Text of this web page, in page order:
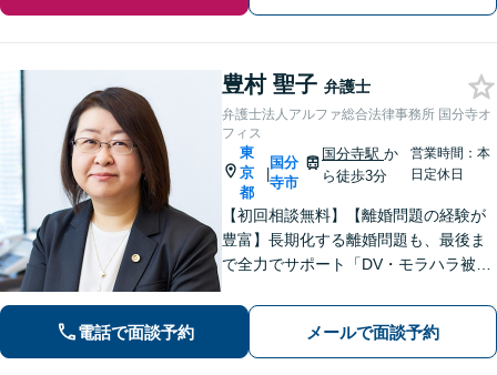
豊村 聖子 弁護士
弁護士法人アルファ総合法律事務所 国分寺オ
フィス
東
京
都
|
国分
寺市
国分寺駅か
ら徒歩3分
営業時間：本
日定休日
【初回相談無料】【離婚問題の経験が
豊富】長期化する離婚問題も、最後ま
で全力でサポート「DV・モラハラ被害
停・審判まですべて代理で「生前対策
を一からサポート」遺産整理の代行業
務も承ります【国分寺徒歩3分】
電話で面談予約 メールで面談予約